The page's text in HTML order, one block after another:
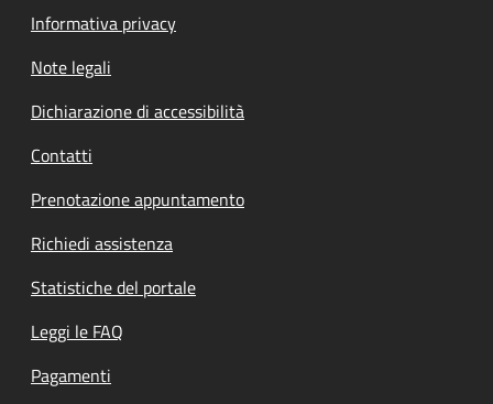
Informativa privacy
Note legali
Dichiarazione di accessibilità
Contatti
Prenotazione appuntamento
Richiedi assistenza
Statistiche del portale
Leggi le FAQ
Pagamenti